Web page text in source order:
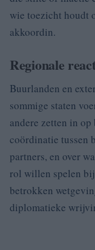
wie toezicht houdt
akkoordin.
Regionale
Buurlanden en
sommige staten
andere zetten in
coördinatie tussen
partners, en over
rol willen spelen bij
betrokken
diplomatieke